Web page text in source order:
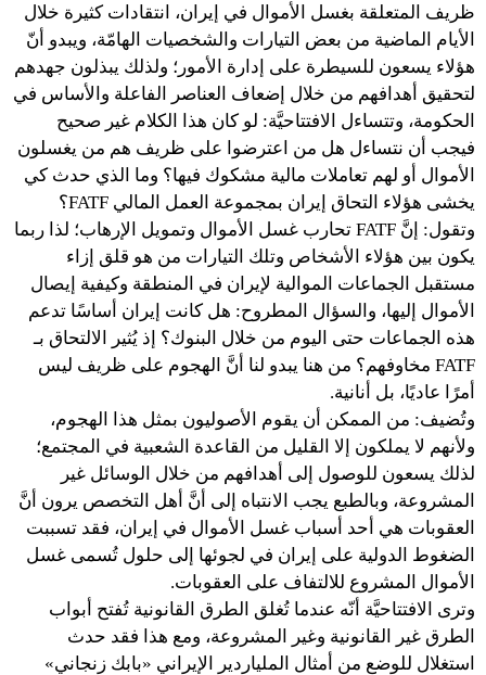
ظريف المتعلقة بغسل الأموال في إيران، انتقادات كثيرة خلال
الأيام الماضية من بعض التيارات والشخصيات الهامّة، ويبدو أنّ
هؤلاء يسعون للسيطرة على إدارة الأمور؛ ولذلك يبذلون جهدهم
لتحقيق أهدافهم من خلال إضعاف العناصر الفاعلة والأساس في
الحكومة، وتتساءل الافتتاحيَّة: لو كان هذا الكلام غير صحيح
فيجب أن نتساءل هل من اعترضوا على ظريف هم من يغسلون
الأموال أو لهم تعاملات مالية مشكوك فيها؟ وما الذي حدث كي
يخشى هؤلاء التحاق إيران بمجموعة العمل المالي FATF؟
وتقول: إنَّ FATF تحارب غسل الأموال وتمويل الإرهاب؛ لذا ربما
يكون بين هؤلاء الأشخاص وتلك التيارات من هو قلق إزاء
مستقبل الجماعات الموالية لإيران في المنطقة وكيفية إيصال
الأموال إليها، والسؤال المطروح: هل كانت إيران أساسًا تدعم
هذه الجماعات حتى اليوم من خلال البنوك؟ إذ يُثير الالتحاق بـ
FATF مخاوفهم؟ من هنا يبدو لنا أنَّ الهجوم على ظريف ليس
أمرًا عاديًا، بل أنانية.
وتُضيف: من الممكن أن يقوم الأصوليون بمثل هذا الهجوم،
ولأنهم لا يملكون إلا القليل من القاعدة الشعبية في المجتمع؛
لذلك يسعون للوصول إلى أهدافهم من خلال الوسائل غير
المشروعة، وبالطبع يجب الانتباه إلى أنَّ أهل التخصص يرون أنَّ
العقوبات هي أحد أسباب غسل الأموال في إيران، فقد تسببت
الضغوط الدولية على إيران في لجوئها إلى حلول تُسمى غسل
الأموال المشروع للالتفاف على العقوبات.
وترى الافتتاحيَّة أنّه عندما تُغلق الطرق القانونية تُفتح أبواب
الطرق غير القانونية وغير المشروعة، ومع هذا فقد حدث
استغلال للوضع من أمثال الملياردير الإيراني «بابك زنجاني»